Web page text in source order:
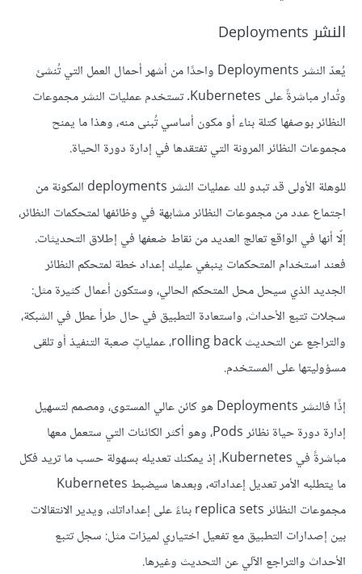
النشر Deployments
يُعدّ النشر Deployments واحدًا من أشهر أحمال العمل التي تُنشئ
وتُدار مباشرةً على Kubernetes. تستخدم عمليات النشر مجموعات
النظائر بوصفها كتلة بناء أو مكون أساسي تُبنى منه، وهذا ما يمنح
مجموعات النظائر المرونة التي تفتقدها في إدارة دورة الحياة.
للوهلة الأولى قد تبدو لك عمليات النشر deployments المكونة من
اجتماع عدد من مجموعات النظائر مشابهة في وظائفها لمتحكمات النظائر،
إلّا أنها في الواقع تعالج العديد من نقاط ضعفها في إطلاق التحديثات.
فعند استخدام المتحكمات ينبغي عليك إعداد خطة لمتحكم النظائر
الجديد الذي سيحل محل المتحكم الحالي، وستكون أعمال كثيرة مثل:
سجلات تتبع الأحداث، واستعادة التطبيق في حال طرأ عطل في الشبكة،
والتراجع عن التحديث rolling back، عملياتٍ صعبة التنفيذ أو تلقى
مسؤوليتها على المستخدم.
إذًا فالنشر Deployments هو كائن عالي المستوى، ومصمم لتسهيل
إدارة دورة حياة نظائر Pods، وهو أكثر الكائنات التي ستعمل معها
مباشرةً في Kubernetes، إذ يمكنك تعديله بسهولة حسب ما تريد فكل
ما يتطلبه الأمر تعديل إعداداته، وبعدها سيضبط Kubernetes
مجموعات النظائر replica sets بناءً على إعداداتك، ويدير الانتقالات
بين إصدارات التطبيق مع تفعيل اختياري لميزات مثل: سجل تتبع
الأحداث والتراجع الآلي عن التحديث وغيرها.